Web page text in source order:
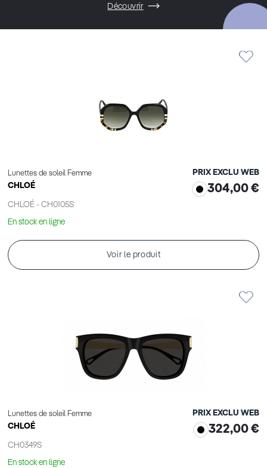
Découvrir
Lunettes de soleil Femme
CHLOÉ
CHLOÉ - CH0105S
PRIX EXCLU WEB
304,00 €
En stock en ligne
Voir le produit
Lunettes de soleil Femme
CHLOÉ
CH0349S
PRIX EXCLU WEB
322,00 €
En stock en ligne